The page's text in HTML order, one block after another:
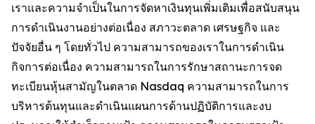
เราและความจำเป็นในการจัดหาเงินทุนเพิ่มเติมเพื่อสนับสนุน
การดำเนินงานอย่างต่อเนื่อง สภาวะตลาด เศรษฐกิจ และ
ปัจจัยอื่น ๆ โดยทั่วไป ความสามารถของเราในการดำเนิน
กิจการต่อเนื่อง ความสามารถในการรักษาสถานะการจด
ทะเบียนหุ้นสามัญในตลาด Nasdaq ความสามารถในการ
บริหารต้นทุนและดำเนินแผนการด้านปฏิบัติการและงบ